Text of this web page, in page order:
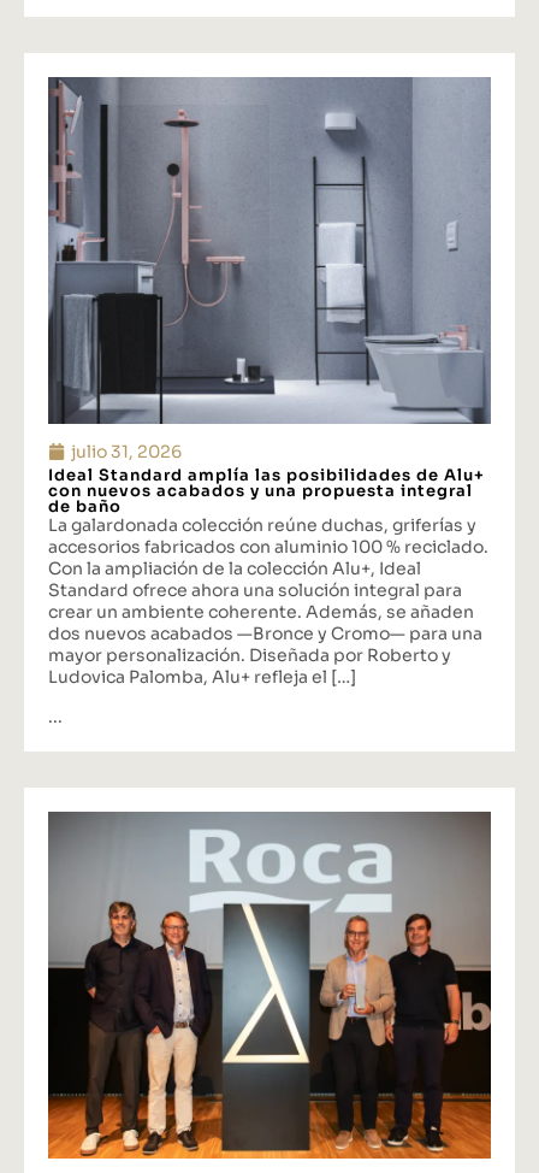
julio 31, 2026
Ideal Standard amplía las posibilidades de Alu+
con nuevos acabados y una propuesta integral
de baño
La galardonada colección reúne duchas, griferías y
accesorios fabricados con aluminio 100 % reciclado.
Con la ampliación de la colección Alu+, Ideal
Standard ofrece ahora una solución integral para
crear un ambiente coherente. Además, se añaden
dos nuevos acabados —Bronce y Cromo— para una
mayor personalización. Diseñada por Roberto y
Ludovica Palomba, Alu+ refleja el […]
...